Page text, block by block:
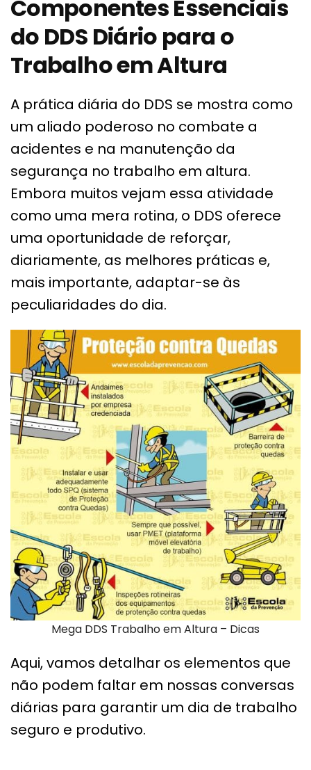
Componentes Essenciais
do DDS Diário para o
Trabalho em Altura
A prática diária do DDS se mostra como
um aliado poderoso no combate a
acidentes e na manutenção da
segurança no trabalho em altura.
Embora muitos vejam essa atividade
como uma mera rotina, o DDS oferece
uma oportunidade de reforçar,
diariamente, as melhores práticas e,
mais importante, adaptar-se às
peculiaridades do dia.
Mega DDS Trabalho em Altura – Dicas
Aqui, vamos detalhar os elementos que
não podem faltar em nossas conversas
diárias para garantir um dia de trabalho
seguro e produtivo.